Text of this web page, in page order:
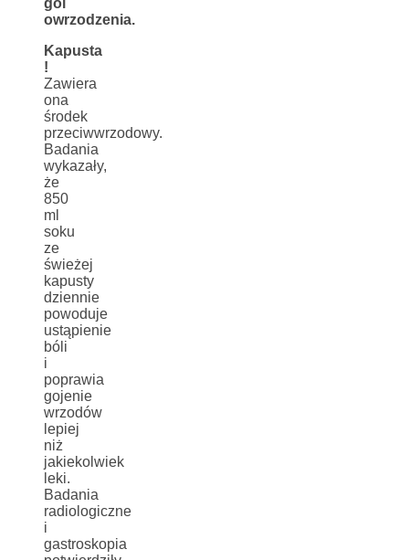
owrzodzenia.
Kapusta
!
Zawiera
ona
środek
przeciwwrzodowy.
Badania
wykazały,
że
850
ml
soku
ze
świeżej
kapusty
dziennie
powoduje
ustąpienie
bóli
i
poprawia
gojenie
wrzodów
lepiej
niż
jakiekolwiek
leki.
Badania
radiologiczne
i
gastroskopia